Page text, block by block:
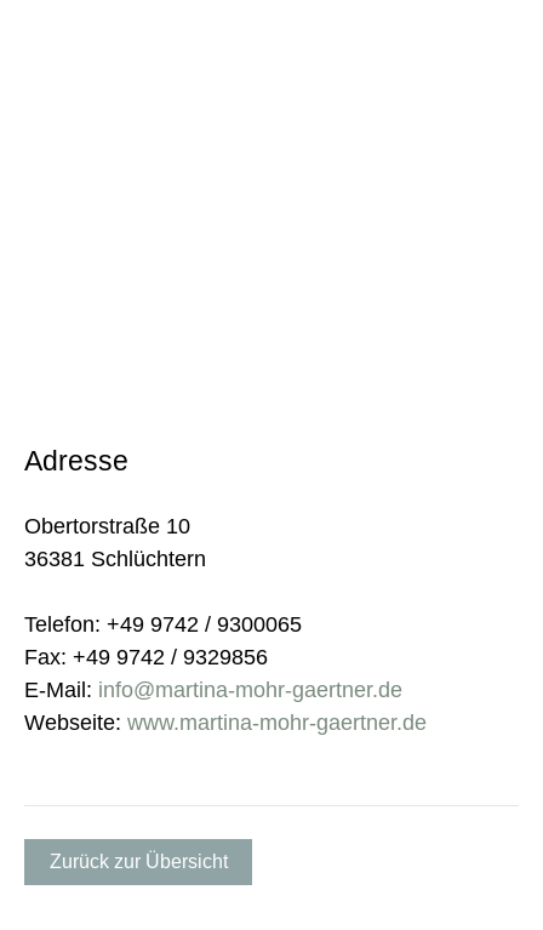
Adresse
Obertorstraße 10
36381 Schlüchtern
Telefon: +49 9742 / 9300065
Fax: +49 9742 / 9329856
E-Mail: info@martina-mohr-gaertner.de
Webseite: www.martina-mohr-gaertner.de
Zurück zur Übersicht